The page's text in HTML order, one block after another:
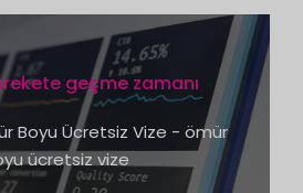
geçme zamanı
Boyu Ücretsiz Vize - ömür
ücretsiz vize